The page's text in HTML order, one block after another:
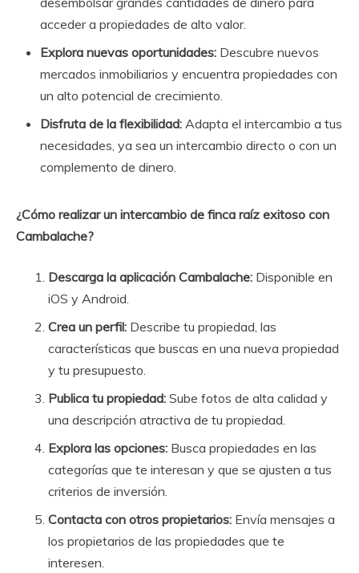
acceder a propiedades de alto valor.
Explora nuevas oportunidades: Descubre nuevos
mercados inmobiliarios y encuentra propiedades con
un alto potencial de crecimiento.
Disfruta de la flexibilidad: Adapta el intercambio a tus
necesidades, ya sea un intercambio directo o con un
complemento de dinero.
¿Cómo realizar un intercambio de finca raíz exitoso con
Cambalache?
Descarga la aplicación Cambalache: Disponible en
iOS y Android.
Crea un perfil: Describe tu propiedad, las
características que buscas en una nueva propiedad
y tu presupuesto.
Publica tu propiedad: Sube fotos de alta calidad y
una descripción atractiva de tu propiedad.
Explora las opciones: Busca propiedades en las
categorías que te interesan y que se ajusten a tus
criterios de inversión.
Contacta con otros propietarios: Envía mensajes a
los propietarios de las propiedades que te
interesen.